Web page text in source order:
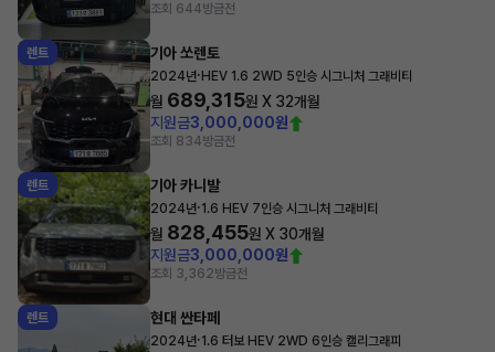
조회 644방금전
렌트 기아 쏘렌토
2024년· HEV 1.6 2WD 5인승 시그니처 그래비티
월 689,315원 X 32개월
지원금3,000,000원
조회 834방금전
렌트 기아 카니발
2024년·1.6 HEV 7인승 시그니처 그래비티
월 828,455원 X 30개월
지원금3,000,000원
조회 3,362방금전
렌트 현대 싼타페
2024년·1.6 터보 HEV 2WD 6인승 캘리그래피